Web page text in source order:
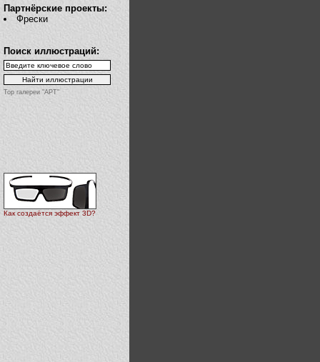
Партнёрские проекты:
Фрески
Поиск иллюстраций:
Top галереи "АРТ"
Как создаётся эффект 3D?